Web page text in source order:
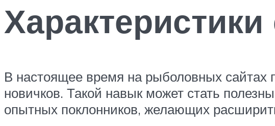
Характеристики
В настоящее время на рыболовных сайтах
новичков. Такой навык может стать
опытных поклонников, желающих